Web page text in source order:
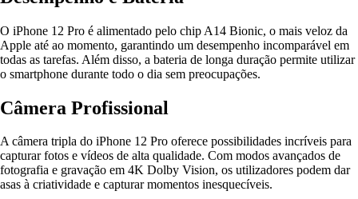
O iPhone 12 Pro é alimentado pelo chip A14 Bionic, o mais veloz da
Apple até ao momento, garantindo um desempenho incomparável em
todas as tarefas. Além disso, a bateria de longa duração permite utilizar
o smartphone durante todo o dia sem preocupações.
Câmera Profissional
A câmera tripla do iPhone 12 Pro oferece possibilidades incríveis para
capturar fotos e vídeos de alta qualidade. Com modos avançados de
fotografia e gravação em 4K Dolby Vision, os utilizadores podem dar
asas à criatividade e capturar momentos inesquecíveis.